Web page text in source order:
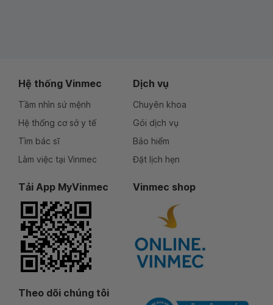
Hệ thống Vinmec
Tầm nhìn sứ mệnh
Hệ thống cơ sở y tế
Tìm bác sĩ
Làm việc tại Vinmec
Dịch vụ
Chuyên khoa
Gói dịch vụ
Bảo hiểm
Đặt lịch hẹn
Tải App MyVinmec Vinmec shop
Theo dõi chúng tôi